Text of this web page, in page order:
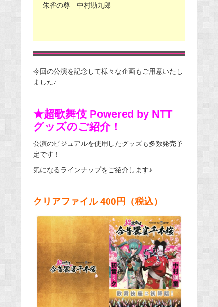
朱雀の尊 中村勘九郎
今回の公演を記念して様々な企画もご用意いたし
ました♪
★超歌舞伎 Powered by NTT
グッズのご紹介！
公演のビジュアルを使用したグッズも多数発売予
定です！
気になるラインナップをご紹介します♪
クリアファイル 400円（税込）